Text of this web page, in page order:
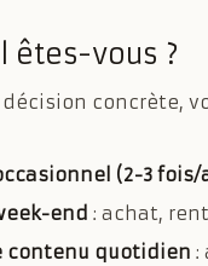
êtes-vous ?
décision concrète,
(2-3 fois/
end : achat,
contenu quotidien :